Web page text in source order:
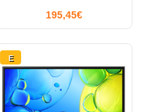
195,45€
E